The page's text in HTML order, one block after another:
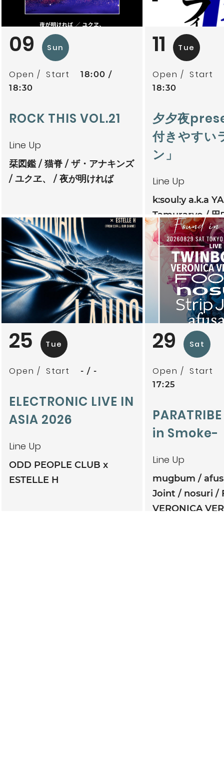
09 Sun
Open Start
18:00
18:30
ROCK THIS VOL.21
Line Up
栞図鑑 猫脊
ザ・アナキンズ
ユクヱ、
夜が明ければ
11 Tue
Open Start
18:30
夕夕夜
付きやすい
ン」
Line Up
k:soul:y a.k.a
Tamuraryo
田
mitoriz
杏仁ク
tsubatics + 松村
ケ無
夕夕夜
25 Tue
Open Start - -
ELECTRONIC LIVE IN
ASIA 2026
Line Up
ODD PEOPLE CLUB x
ESTELLE H
29 Sat
Open Start
17:25
in Smoke-
Line Up
mugbum
Joint
nosuri
VERONICA